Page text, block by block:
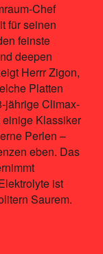
Chef
für seinen
feinste
deepen
Herrr Zigon,
Platten
jährige Climax-
Klassiker
Perlen –
eben. Das
ist
Saurem.